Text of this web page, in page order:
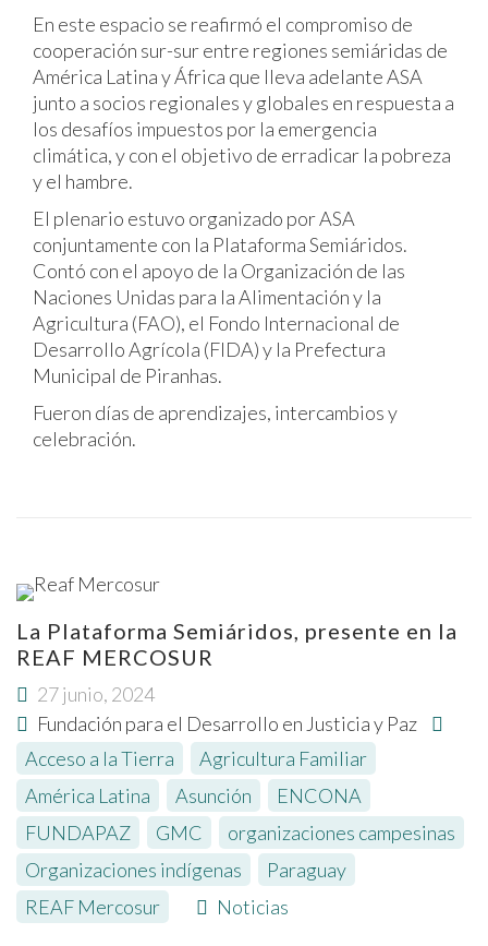
En este espacio se reafirmó el compromiso de
cooperación sur-sur entre regiones semiáridas de
América Latina y África que lleva adelante ASA
junto a socios regionales y globales en respuesta a
los desafíos impuestos por la emergencia
climática, y con el objetivo de erradicar la pobreza
y el hambre.
El plenario estuvo organizado por ASA
conjuntamente con la Plataforma Semiáridos.
Contó con el apoyo de la Organización de las
Naciones Unidas para la Alimentación y la
Agricultura (FAO), el Fondo Internacional de
Desarrollo Agrícola (FIDA) y la Prefectura
Municipal de Piranhas.
Fueron días de aprendizajes, intercambios y
celebración.
La Plataforma Semiáridos, presente en la
REAF MERCOSUR
27 junio, 2024
Fundación para el Desarrollo en Justicia y Paz
Acceso a la Tierra
Agricultura Familiar
América Latina
Asunción ENCONA
FUNDAPAZ
GMC organizaciones campesinas
Organizaciones indígenas
Paraguay
REAF Mercosur
Noticias